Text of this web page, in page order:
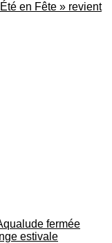
en Fête » revient
fermée
estivale